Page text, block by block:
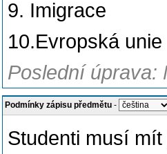
9. Imigrace
10.Evropská unie
Poslední úprava:
Podmínky zápisu předmětu -
Studenti musí